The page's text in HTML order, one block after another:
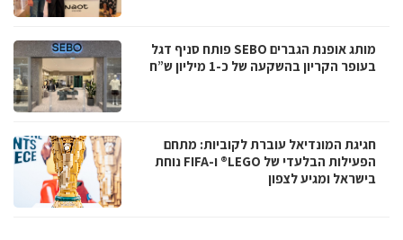
מותג אופנת הגברים SEBO פותח סניף דגל
בעופר הקריון בהשקעה של כ-1 מיליון ש”ח
חגיגת המונדיאל עוברת לקוביות: מתחם
הפעילות הבלעדי של LEGO® ו-FIFA נוחת
בישראל ומגיע לצפון